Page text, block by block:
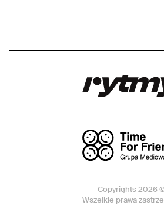
Copyrights 2026
Wszelkie prawa